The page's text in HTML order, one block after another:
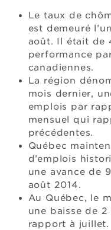
Le taux de
est demeuré
août. Il était de
performance
canadiennes.
La région
mois dernier,
emplois par
mensuel qui
précédentes.
Québec
d’emplois
une avance de
août 2014.
Au Québec, le
une baisse de
rapport à juillet.